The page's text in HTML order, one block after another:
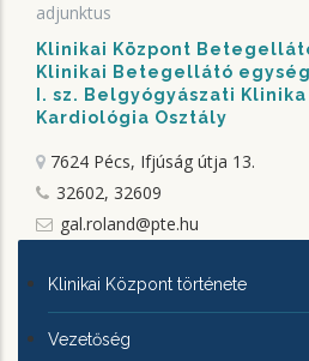
adjunktus
Klinikai Központ
Klinikai Betegellátó
I. sz. Belgyógyászati Klinika
Kardiológia Osztály
7624 Pécs, Ifjúság útja 13.
32602, 32609
gal.roland@pte.hu
KLINIKAI
KÖZPONTRÓL
Klinikai Központ története
Vezetőség